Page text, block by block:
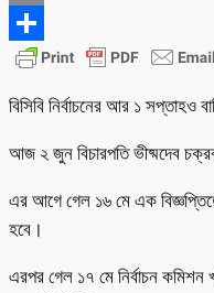
Email
Share
বিসিবি নির্বাচনের আর ১ সপ্তাহও
আজ ২ জুন বিচারপতি ভীষ্মদেব
এর আগে গেল ১৬ মে এক বিজ্ঞপ্তিতে
হবে।
এরপর গেল ১৭ মে নির্বাচন